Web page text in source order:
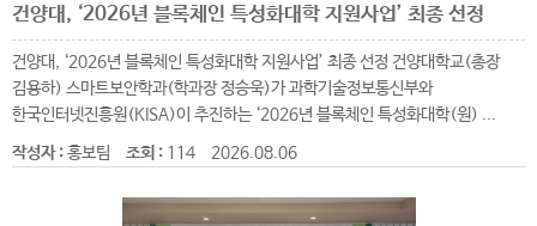
건양대, ‘2026년 블록체인 특성화대학 지원사업’ 최종 선정
건양대, ‘2026년 블록체인 특성화대학 지원사업’ 최종 선정 건양대학교(총장
김용하) 스마트보안학과(학과장 정승욱)가 과학기술정보통신부와
한국인터넷진흥원(KISA)이 추진하는 ‘2026년 블록체인 특성화대학(원) ...
작성자 :홍보팀 조회 : 114 2026.08.06